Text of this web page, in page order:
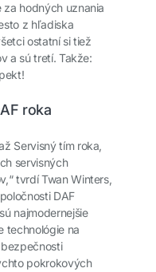
za hodných uznania
z hľadiska
ostatní si tiež
a sú tretí. Takže:
roka
Servisný tím roka,
servisných
tvrdí Twan Winters,
DAF
najmodernejšie
technológie na
pokrokových